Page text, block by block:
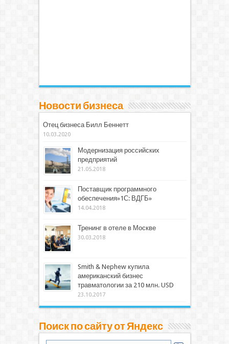
Новости бизнеса
Отец бизнеса Билл Беннетт
10.03.2020
Модернизация российских
предприятий
21.05.2018
Поставщик программного
обеспечения»1С: ВДГБ»
14.04.2018
Тренинг в отеле в Москве
30.03.2018
Smith & Nephew купила
американский бизнес
травматологии за 210 млн. USD
23.10.2017
Поиск по сайту от Яндекс